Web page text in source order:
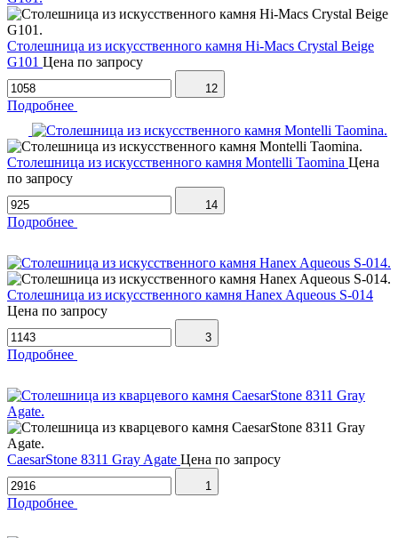
Столешница из искусственного камня Hi-Macs Crystal Beige
G101 Цена по запросу
12
Подробнее
Столешница из искусственного камня Montelli Taomina Цена
по запросу
14
Подробнее
Столешница из искусственного камня Hanex Aqueous S-014
Цена по запросу
3
Подробнее
CaesarStone 8311 Gray Agate Цена по запросу
1
Подробнее